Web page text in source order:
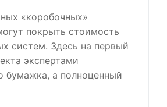
«коробочных»
покрыть стоимость
систем. Здесь на первый
экспертами
бумажка, а полноценный